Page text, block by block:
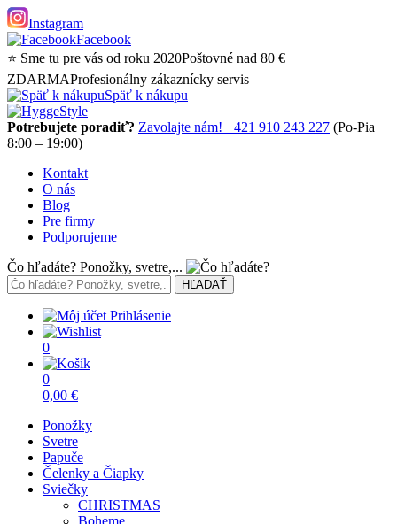
Instagram
Facebook
⭐ Sme tu pre vás od roku 2020Poštovné nad 80 €
ZDARMAProfesionálny zákaznícky servis
Späť k nákupu
Potrebujete poradiť? Zavolajte nám! +421 910 243 227 (Po-Pia
8:00 – 19:00)
Kontakt
O nás
Blog
Pre firmy
Podporujeme
Čo hľadáte? Ponožky, svetre,...
Prihlásenie
0
0
0,00 €
Ponožky
Svetre
Papuče
Čelenky a Čiapky
Sviečky
CHRISTMAS
Boheme